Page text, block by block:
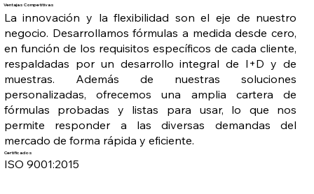
Ventajas Competitivas
La innovación y la flexibilidad son el eje de nuestro
negocio. Desarrollamos fórmulas a medida desde cero,
en función de los requisitos específicos de cada cliente,
respaldadas por un desarrollo integral de I+D y de
muestras. Además de nuestras soluciones
personalizadas, ofrecemos una amplia cartera de
fórmulas probadas y listas para usar, lo que nos
permite responder a las diversas demandas del
mercado de forma rápida y eficiente.
Certificados
ISO 9001:2015